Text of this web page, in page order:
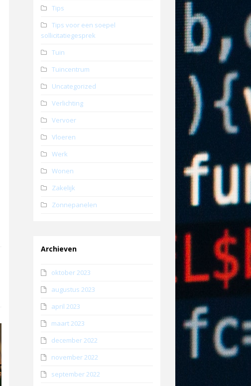
Tips
Tips voor een soepel
sollicitatiegesprek
Tuin
Tuincentrum
Uncategorized
Verlichting
Vervoer
Vloeren
Werk
Wonen
Zakelijk
Zonnepanelen
Archieven
oktober 2023
augustus 2023
april 2023
maart 2023
december 2022
november 2022
september 2022